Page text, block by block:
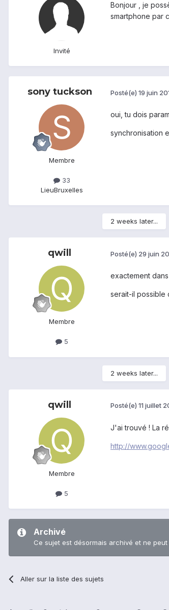
Invité
Bonjour , je
smartphone par
sony tuckson
Membre
33
LieuBruxelles
Posté(e) 19 juin
oui, tu dois
synchronisation
2 weeks later...
qwill
Membre
5
Posté(e) 29 juin
exactement
serait-il possible
2 weeks later...
qwill
Membre
5
Posté(e) 11 juillet
J'ai trouvé ! La
http://
Archivé
Ce sujet est désormais archivé et ne
Aller sur la liste des sujets